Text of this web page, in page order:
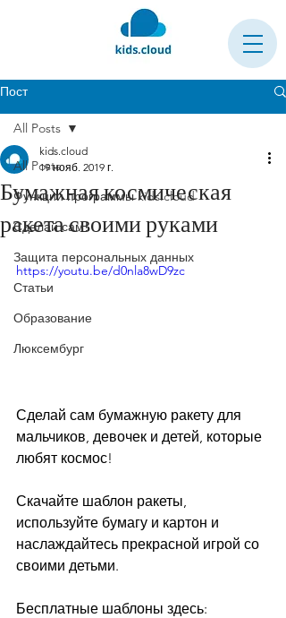
Пост
All Posts
Функции программы kids.cloud
Сделай сам!
Защита персональных данных
Статьи
Образование
Люксембург
All Posts
Бумажная космическая
ракета своими руками
kids.cloud
19 нояб. 2019 г.
https://youtu.be/d0nla8wD9zc
Сделай сам бумажную ракету для
мальчиков, девочек и детей, которые
любят космос!
Скачайте шаблон ракеты,
используйте бумагу и картон и
наслаждайтесь прекрасной игрой со
своими детьми.
Бесплатные шаблоны здесь: